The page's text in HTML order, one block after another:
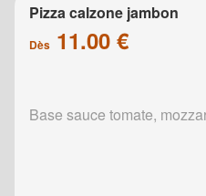
Pizza calzone jambon
Dès 11.00 €
Base sauce tomate,